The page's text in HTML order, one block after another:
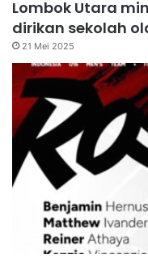
Lombok Utara
dirikan sekolah
21 Mei 2025